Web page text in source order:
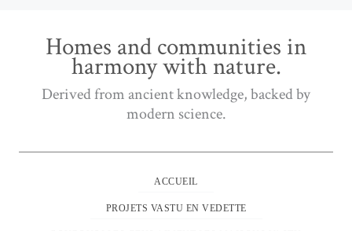
Homes and communities in
harmony with nature.
Derived from ancient knowledge, backed by
modern science.
ACCUEIL
PROJETS VASTU EN VEDETTE